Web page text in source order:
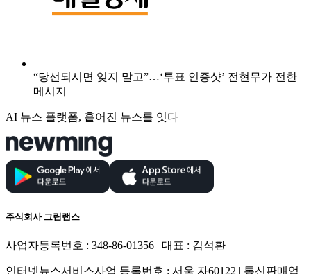
“당선되시면 잊지 말고”…‘투표 인증샷’ 전현무가 전한
메시지
AI 뉴스 플랫폼, 흩어진 뉴스를 잇다
주식회사 그립랩스
사업자등록번호 : 348-86-01356 | 대표 : 김석환
인터넷뉴스서비스사업 등록번호 : 서울 자60122 | 통신판매업